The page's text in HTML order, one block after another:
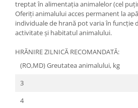
treptat în alimentația animalelor (cel
Oferiți animalului acces permanent la
individuale de hrană pot varia în funcție
activitate și habitatul animalului.
HRĂNIRE ZILNICĂ RECOMANDATĂ:
(RO,MD) Greutatea animalului, kg
3
4